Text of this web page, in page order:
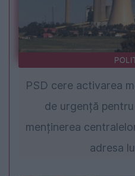
PSD cere activarea
de urgență
menținerea
adresa